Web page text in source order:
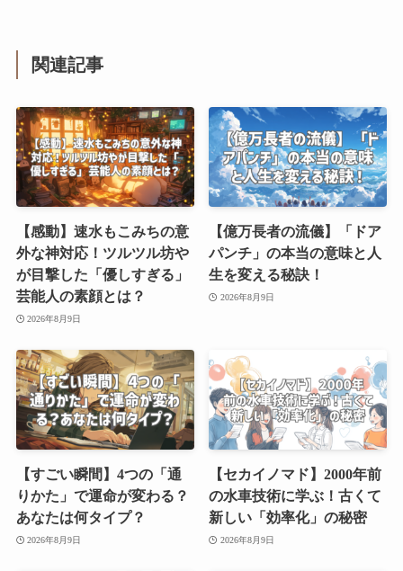
関連記事
【感動】速水もこみちの意
外な神対応！ツルツル坊や
が目撃した「優しすぎる」
芸能人の素顔とは？
2026年8月9日
【億万長者の流儀】「ドア
パンチ」の本当の意味と人
生を変える秘訣！
2026年8月9日
【すごい瞬間】4つの「通
りかた」で運命が変わる？
あなたは何タイプ？
2026年8月9日
【セカイノマド】2000年前
の水車技術に学ぶ！古くて
新しい「効率化」の秘密
2026年8月9日